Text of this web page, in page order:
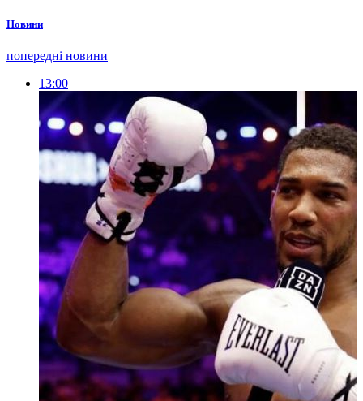
Новини
попередні новини
13:00